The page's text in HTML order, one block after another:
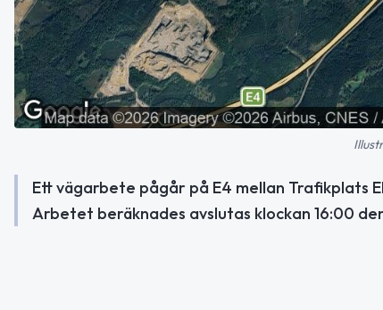
Ett vägarbete pågår på E4 mellan Trafikplats
Arbetet beräknades avslutas klockan 16:00